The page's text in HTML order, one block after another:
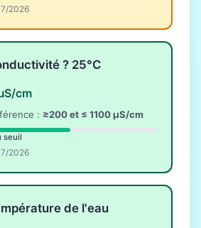
2026
? 25°C
cm
: ≥200 et ≤ 1100 µS/cm
seuil
2026
de l'eau